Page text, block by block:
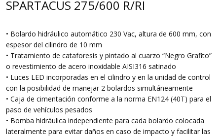
SPARTACUS 275/600 R/RI
• Bolardo hidráulico automático 230 Vac, altura de 600 mm, con
espesor del cilindro de 10 mm
• Tratamiento de cataforesis y pintado al cuarzo “Negro Grafito”
o revestimiento de acero inoxidable AISI316 satinado
• Luces LED incorporadas en el cilindro y en la unidad de control
con la posibilidad de manejar 2 bolardos simultáneamente
• Caja de cimentación conforme a la norma EN124 (40T) para el
paso de vehículos pesados
• Bomba hidráulica independiente para cada bolardo colocada
lateralmente para evitar daños en caso de impacto y facilitar las